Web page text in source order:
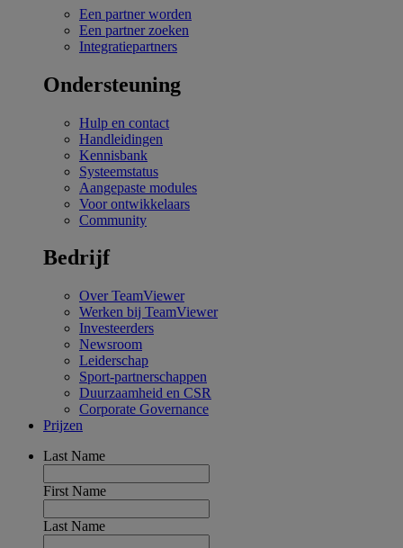
Een partner worden
Een partner zoeken
Integratiepartners
Ondersteuning
Hulp en contact
Handleidingen
Kennisbank
Systeemstatus
Aangepaste modules
Voor ontwikkelaars
Community
Bedrijf
Over TeamViewer
Werken bij TeamViewer
Investeerders
Newsroom
Leiderschap
Sport-partnerschappen
Duurzaamheid en CSR
Corporate Governance
Prijzen
Last Name
First Name
Last Name